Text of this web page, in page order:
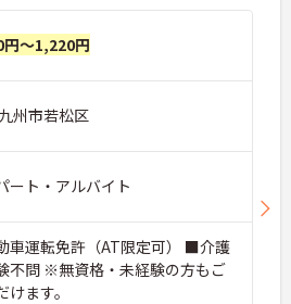
～1,220円
州市若松区
ート・アルバイト
車運転免許（AT限定可） ■介護
不問 ※無資格・未経験の方もご
ます。